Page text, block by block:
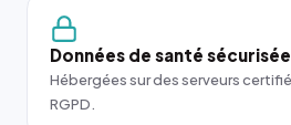
Données de santé
Hébergées sur des serveurs
RGPD.